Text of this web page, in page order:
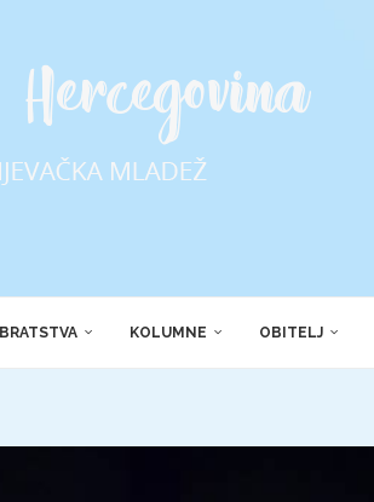
BRATSTVA KOLUMNE OBITELJ